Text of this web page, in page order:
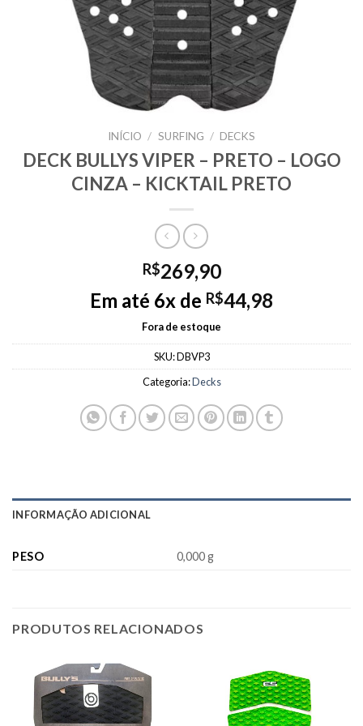
INÍCIO / SURFING / DECKS
DECK BULLYS VIPER – PRETO – LOGO
CINZA – KICKTAIL PRETO
R$269,90
Em até 6x de R$44,98
Fora de estoque
SKU:DBVP3
Categoria:Decks
INFORMAÇÃO ADICIONAL
PESO 0,000 g
PRODUTOS RELACIONADOS